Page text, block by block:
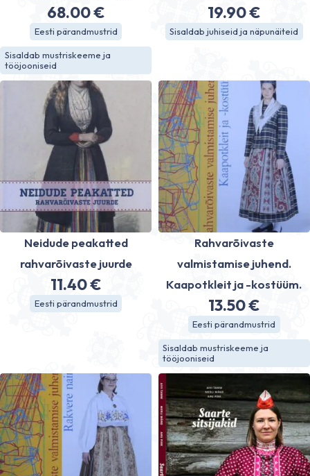
68.00€
Eesti pärandmustrid
Sisaldab mustriskeeme ja
tööjooniseid
19.90€
Sisaldab juhiseid ja näpunäiteid
Neidude peakatted
rahvarõivaste juurde
11.40€
Eesti pärandmustrid
Rahvarõivaste
valmistamise juhend.
Kaapotkleit ja -kostüüm.
13.50€
Eesti pärandmustrid
Sisaldab mustriskeeme ja
tööjooniseid